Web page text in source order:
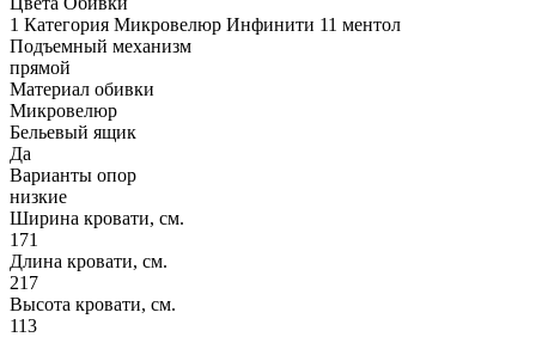
1 Категория Микровелюр Инфинити 11 ментол
Подъемный механизм
прямой
Материал обивки
Микровелюр
Бельевый ящик
Да
Варианты опор
низкие
Ширина кровати, см.
171
Длина кровати, см.
217
Высота кровати, см.
113